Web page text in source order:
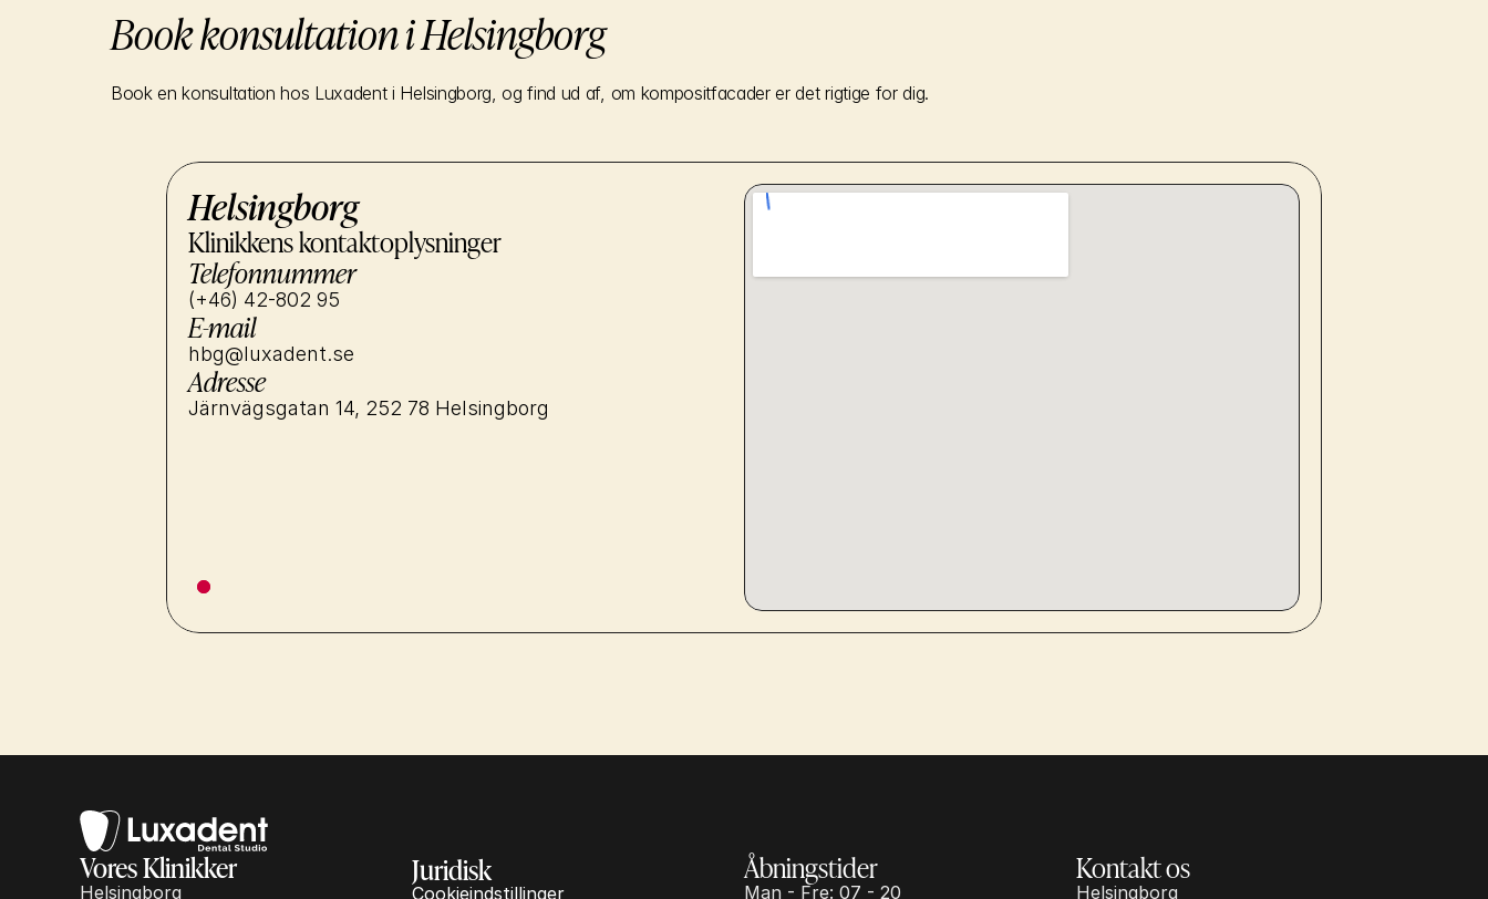
Book konsultation i Helsingborg
Book en konsultation hos Luxadent i Helsingborg, og find ud af, om kompositfacader er det rigtige for dig.
Helsingborg
Klinikkens kontaktoplysninger
Telefonnummer
(+46) 42-802 95
E-mail
hbg@luxadent.se
Adresse
Järnvägsgatan 14, 252 78 Helsingborg
Vores Klinikker
Helsingborg
Juridisk
Cookieindstillinger
Åbningstider
Man - Fre: 07 - 20
Kontakt os
Helsingborg